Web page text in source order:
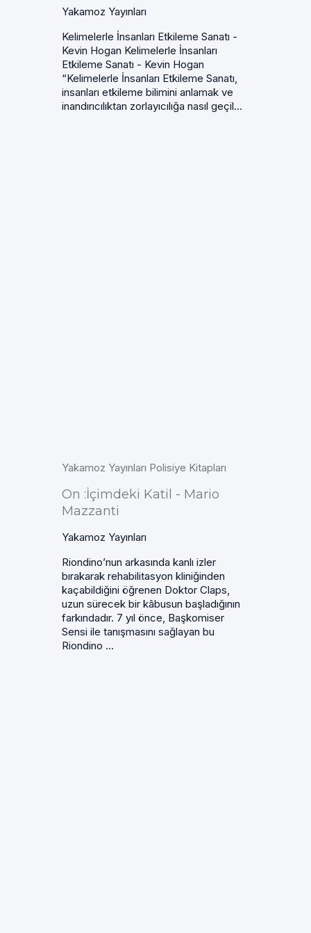
Yakamoz Yayınları
Kelimelerle İnsanları Etkileme Sanatı -
Kevin Hogan Kelimelerle İnsanları
Etkileme Sanatı - Kevin Hogan
“Kelimelerle İnsanları Etkileme Sanatı,
insanları etkileme bilimini anlamak ve
inandırıcılıktan zorlayıcılığa nasıl geçil...
Yakamoz Yayınları Polisiye Kitapları
On :İçimdeki Katil - Mario
Mazzanti
Yakamoz Yayınları
Riondino’nun arkasında kanlı izler
bırakarak rehabilitasyon kliniğinden
kaçabildiğini öğrenen Doktor Claps,
uzun sürecek bir kâbusun başladığının
farkındadır. 7 yıl önce, Başkomiser
Sensi ile tanışmasını sağlayan bu
Riondino ...